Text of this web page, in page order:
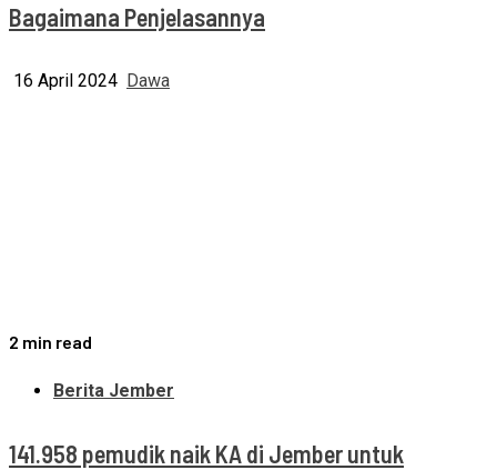
Bagaimana Penjelasannya
16 April 2024 Dawa
2 min read
Berita Jember
141.958 pemudik naik KA di Jember untuk